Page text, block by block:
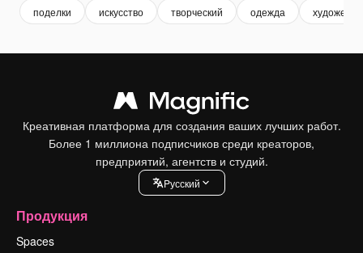
поделки искусство творческий одежда
Креативная платформа для создания ваших лучших работ.
Более 1 миллиона подписчиков среди креаторов,
предприятий, агентств и студий.
Pусский
Продукция
Spaces